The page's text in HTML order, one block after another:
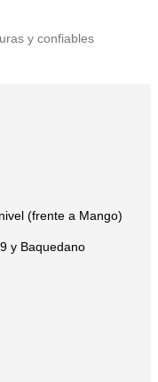
y confiables
(frente a Mango)
y Baquedano